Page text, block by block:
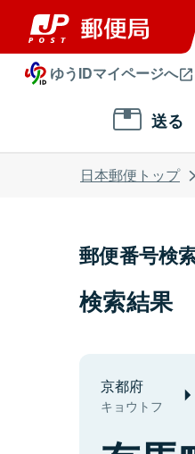
ゆうIDマイページへ
送る
日本郵便トップ
郵便番号検
検索結果
京都府
キョウトフ